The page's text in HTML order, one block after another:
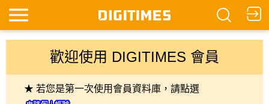
歡迎使用 DIGITIMES 會員
★ 若您是第一次使用會員資料庫，請點選